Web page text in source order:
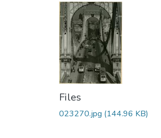
Files
023270.jpg (144.96 KB)